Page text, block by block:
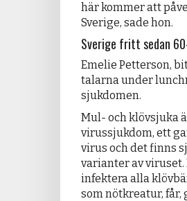
här kommer att
Sverige, sade hon.
Sverige fritt sedan
Emelie Petterson,
talarna under
sjukdomen.
Mul- och klövsjuka
virussjukdom, ett
virus och det finns
varianter av viruset.
infektera alla
som nötkreatur, får,